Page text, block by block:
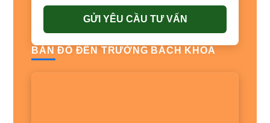
GỬI YÊU CẦU TƯ VẤN
BẢN ĐỒ ĐẾN TRƯỜNG BÁCH KHOA